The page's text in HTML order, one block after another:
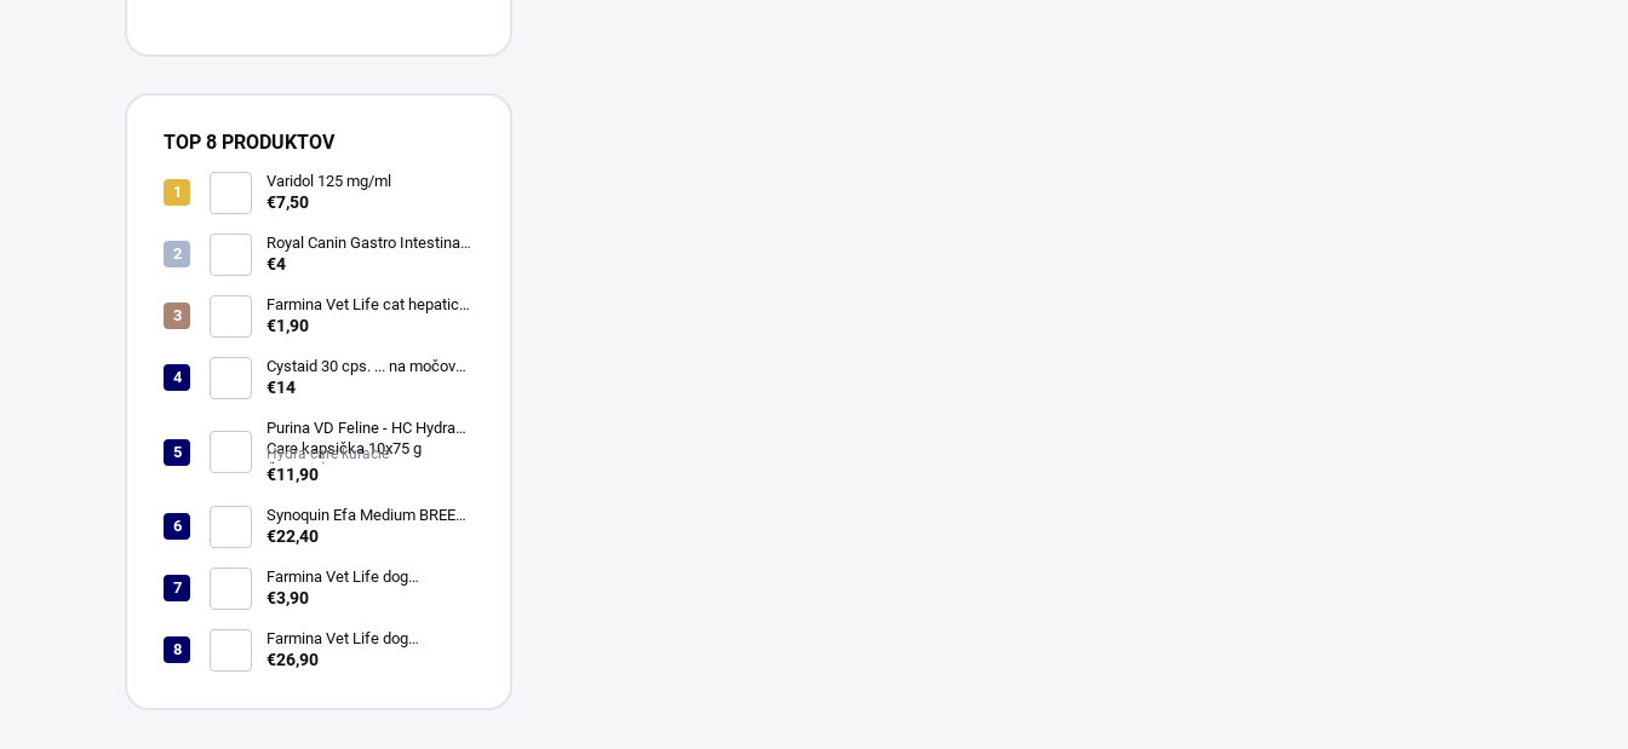
TOP 8 PRODUKTOV
Varidol 125 mg/ml
€7,50
Royal Canin Gastro Intestinal
Low Fat Konz. 410g
€4
Farmina Vet Life cat hepatic
konzerva 85 g
€1,90
Cystaid 30 cps. ... na močové
cesty
€14
Purina VD Feline - HC Hydra
Care kapsička 10x75 g
(kuracie)
Hydra care kuracie
€11,90
Synoquin Efa Medium BREED
(od 10 do 25 kg) tbl. 30 x 1,5 g
€22,40
Farmina Vet Life dog
Hypoallergenic fish & potato
€3,90
Farmina Vet Life dog
Hypoallergenic fish & potato 2
€26,90